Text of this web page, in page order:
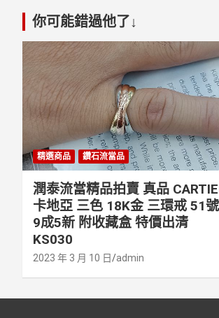
你可能錯過他了↓
精選商品 鑽石流當品
潤泰流當精品拍賣 真品
卡地亞 三色 18K金 三環戒 51號
9成5新 附收藏盒 特價出清
KS030
2023 年 3 月 10 日 admin